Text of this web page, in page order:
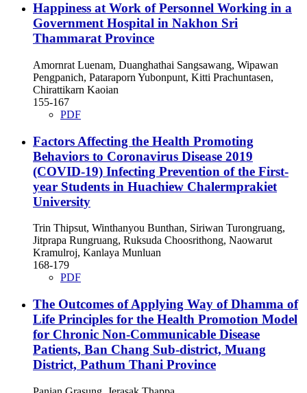
Happiness at Work of Personnel Working in a
Government Hospital in Nakhon Sri
Thammarat Province
Amornrat Luenam, Duanghathai Sangsawang, Wipawan
Pengpanich, Pataraporn Yubonpunt, Kitti Prachuntasen,
Chirattikarn Kaoian
155-167
PDF
Factors Affecting the Health Promoting
Behaviors to Coronavirus Disease 2019
(COVID-19) Infecting Prevention of the First-
year Students in Huachiew Chalermprakiet
University
Trin Thipsut, Winthanyou Bunthan, Siriwan Turongruang,
Jitprapa Rungruang, Ruksuda Choosrithong, Naowarut
Kramulroj, Kanlaya Munluan
168-179
PDF
The Outcomes of Applying Way of Dhamma of
Life Principles for the Health Promotion Model
for Chronic Non-Communicable Disease
Patients, Ban Chang Sub-district, Muang
District, Pathum Thani Province